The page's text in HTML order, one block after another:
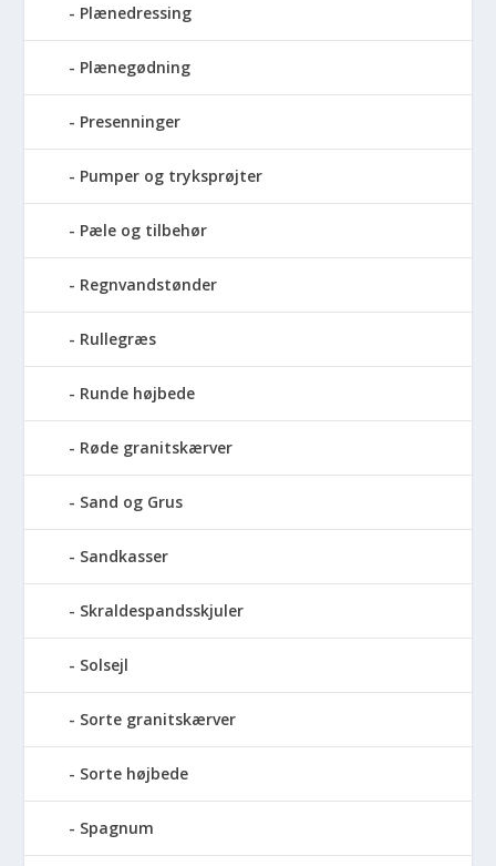
Plænedressing
Plænegødning
Presenninger
Pumper og tryksprøjter
Pæle og tilbehør
Regnvandstønder
Rullegræs
Runde højbede
Røde granitskærver
Sand og Grus
Sandkasser
Skraldespandsskjuler
Solsejl
Sorte granitskærver
Sorte højbede
Spagnum